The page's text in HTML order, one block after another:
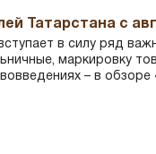
Татарстана с
в силу ряд
маркировку
– в обзоре